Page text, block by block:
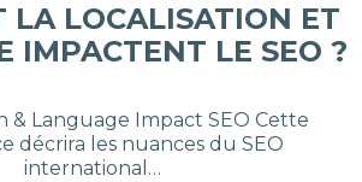
LA LOCALISATION ET
IMPACTENT LE SEO ?
& Language Impact SEO Cette
décrira les nuances du SEO
international…